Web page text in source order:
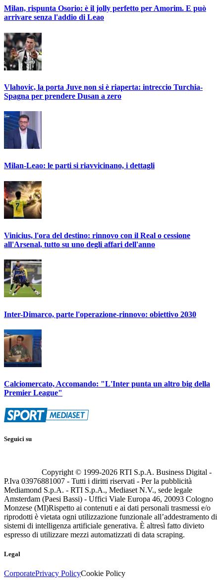
Milan, rispunta Osorio: è il jolly perfetto per Amorim. E può
arrivare senza l'addio di Leao
Vlahovic, la porta Juve non si è riaperta: intreccio Turchia-
Spagna per prendere Dusan a zero
Milan-Leao: le parti si riavvicinano, i dettagli
Vinicius, l'ora del destino: rinnovo con il Real o cessione
all'Arsenal, tutto su uno degli affari dell'anno
Inter-Dimarco, parte l'operazione-rinnovo: obiettivo 2030
Calciomercato, Accomando: "L'Inter punta un altro big della
Premier League"
Seguici su
Copyright © 1999-2026 RTI S.p.A. Business Digital -
P.Iva 03976881007 - Tutti i diritti riservati - Per la pubblicità
Mediamond S.p.A. - RTI S.p.A., Mediaset N.V., sede legale
Amsterdam (Paesi Bassi) - Uffici Viale Europa 46, 20093 Cologno
Monzese (MI)Rispetto ai contenuti e ai dati personali trasmessi e/o
riprodotti è vietata ogni utilizzazione funzionale all’addestramento di
sistemi di intelligenza artificiale generativa. È altresì fatto divieto
espresso di utilizzare mezzi automatizzati di data scraping.
Legal
CorporatePrivacy PolicyCookie Policy